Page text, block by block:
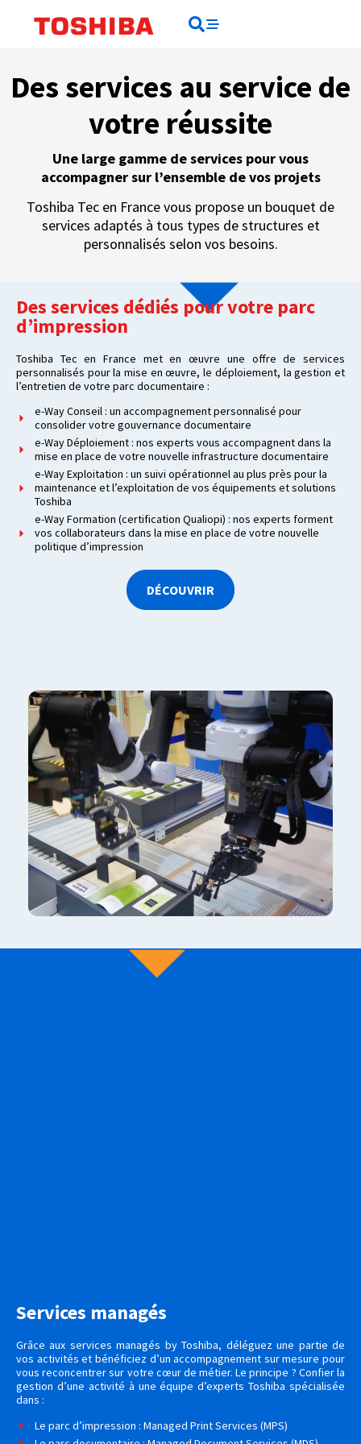
Des services au service de
votre réussite
Une large gamme de services pour vous
accompagner sur l’ensemble de vos projets
Toshiba Tec en France vous propose un bouquet de
services adaptés à tous types de structures et
personnalisés selon vos besoins.
Des services dédiés pour votre parc
d’impression
Toshiba Tec en France met en œuvre une offre de services
personnalisés pour la mise en œuvre, le déploiement, la gestion et
l’entretien de votre parc documentaire :
e-Way Conseil : un accompagnement personnalisé pour
consolider votre gouvernance documentaire
e-Way Déploiement : nos experts vous accompagnent dans la
mise en place de votre nouvelle infrastructure documentaire
e-Way Exploitation : un suivi opérationnel au plus près pour la
maintenance et l’exploitation de vos équipements et solutions
Toshiba
e-Way Formation (certification Qualiopi) : nos experts forment
vos collaborateurs dans la mise en place de votre nouvelle
politique d’impression
DÉCOUVRIR
Services managés ​
Grâce aux services managés by Toshiba, déléguez une partie de
vos activités et bénéficiez d’un accompagnement sur mesure pour
vous reconcentrer sur votre cœur de métier. Le principe ? Confier la
gestion d’une activité à une équipe d’experts Toshiba spécialisée
dans :
Le parc d’impression : Managed Print Services (MPS)